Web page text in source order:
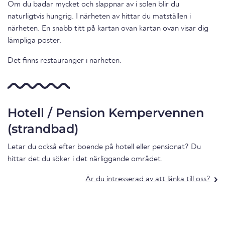
Om du badar mycket och slappnar av i solen blir du
naturligtvis hungrig. I närheten av hittar du matställen i
närheten. En snabb titt på kartan ovan kartan ovan visar dig
lämpliga poster.
Det finns restauranger i närheten.
Hotell / Pension Kempervennen
(strandbad)
Letar du också efter boende på hotell eller pensionat? Du
hittar det du söker i det närliggande området.
Är du intresserad av att länka till oss?